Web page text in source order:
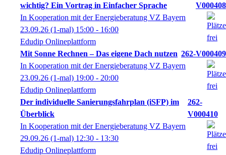
wichtig? Ein Vortrag in Einfacher Sprache
V000408
In Kooperation mit der Energieberatung VZ Bayern
23.09.26 (1-mal) 15:00 - 16:00
Edudip Onlineplattform
Mit Sonne Rechnen – Das eigene Dach nutzen 262-V000409
In Kooperation mit der Energieberatung VZ Bayern
23.09.26 (1-mal) 19:00 - 20:00
Edudip Onlineplattform
Der individuelle Sanierungsfahrplan (iSFP) im
Überblick
262-
V000410
In Kooperation mit der Energieberatung VZ Bayern
29.09.26 (1-mal) 12:30 - 13:30
Edudip Onlineplattform